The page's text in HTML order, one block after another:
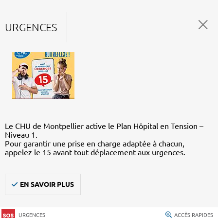
URGENCES
Le CHU de Montpellier active le Plan Hôpital en Tension –
Niveau 1.
Pour garantir une prise en charge adaptée à chacun,
appelez le 15 avant tout déplacement aux urgences.
EN SAVOIR PLUS
URGENCES ACCÈS RAPIDES